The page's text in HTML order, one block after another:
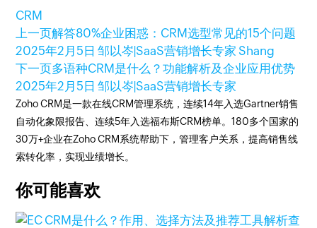
CRM
上一页解答80%企业困惑：CRM选型常见的15个问题
2025年2月5日 邹以岑|SaaS营销增长专家 Shang
下一页多语种CRM是什么？功能解析及企业应用优势
2025年2月5日 邹以岑|SaaS营销增长专家
Zoho CRM是一款在线CRM管理系统，连续14年入选Gartner销售
自动化象限报告、连续5年入选福布斯CRM榜单。180多个国家的
30万+企业在Zoho CRM系统帮助下，管理客户关系，提高销售线
索转化率，实现业绩增长。
你可能喜欢
查